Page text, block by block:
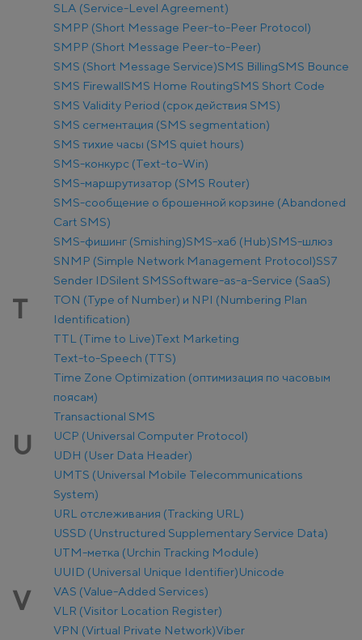
SLA (Service-Level Agreement)
SMPP (Short Message Peer-to-Peer Protocol)
SMPP (Short Message Peer-to-Peer)
SMS (Short Message Service)SMS BillingSMS Bounce
SMS FirewallSMS Home RoutingSMS Short Code
SMS Validity Period (срок действия SMS)
SMS сегментация (SMS segmentation)
SMS тихие часы (SMS quiet hours)
SMS-конкурс (Text-to-Win)
SMS-маршрутизатор (SMS Router)
SMS-сообщение о брошенной корзине (Abandoned
Cart SMS)
SMS-фишинг (Smishing)SMS-хаб (Hub)SMS-шлюз
SNMP (Simple Network Management Protocol)SS7
Sender IDSilent SMSSoftware-as-a-Service (SaaS)
T
TON (Type of Number) и NPI (Numbering Plan
Identification)
TTL (Time to Live)Text Marketing
Text-to-Speech (TTS)
Time Zone Optimization (оптимизация по часовым
поясам)
Transactional SMS
U
UCP (Universal Computer Protocol)
UDH (User Data Header)
UMTS (Universal Mobile Telecommunications
System)
URL отслеживания (Tracking URL)
USSD (Unstructured Supplementary Service Data)
UTM-метка (Urchin Tracking Module)
UUID (Universal Unique Identifier)Unicode
V
VAS (Value-Added Services)
VLR (Visitor Location Register)
VPN (Virtual Private Network)Viber